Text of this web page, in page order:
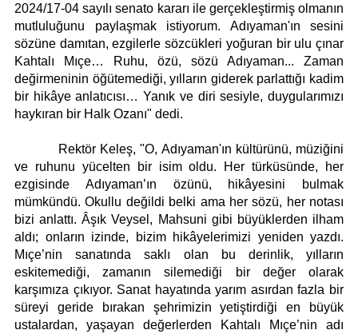
2024/17-04 sayılı senato kararı ile gerçekleştirmiş olmanın
mutluluğunu paylaşmak istiyorum. Adıyaman'ın sesini
sözüne damıtan, ezgilerle sözcükleri yoğuran bir ulu çınar
Kahtalı Mıçe… Ruhu, özü, sözü Adıyaman... Zaman
değirmeninin öğütemediği, yılların giderek parlattığı kadim
bir hikâye anlatıcısı… Yanık ve diri sesiyle, duygularımızı
haykıran bir Halk Ozanı" dedi.
Rektör Keleş, "O, Adıyaman'ın kültürünü, müziğini
ve ruhunu yücelten bir isim oldu. Her türküsünde, her
ezgisinde Adıyaman’ın özünü, hikâyesini bulmak
mümkündü. Okullu değildi belki ama her sözü, her notası
bizi anlattı. Âşık Veysel, Mahsuni gibi büyüklerden ilham
aldı; onların izinde, bizim hikâyelerimizi yeniden yazdı.
Mıçe’nin sanatında saklı olan bu derinlik, yılların
eskitemediği, zamanın silemediği bir değer olarak
karşımıza çıkıyor. Sanat hayatında yarım asırdan fazla bir
süreyi geride bırakan şehrimizin yetiştirdiği en büyük
ustalardan, yaşayan değerlerden Kahtalı Mıçe’nin adı